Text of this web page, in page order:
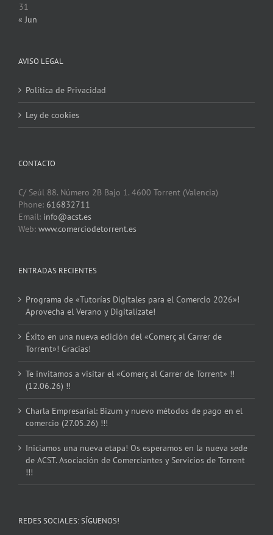
31
« Jun
AVISO LEGAL
Política de Privacidad
Ley de cookies
CONTACTO
C/ Seúl 88. Número 2B Bajo 1. 4600 Torrent (Valencia)
Phone: 616832711
Email: info@acst.es
Web: www.comerciodetorrent.es
ENTRADAS RECIENTES
Programa de «Tutorías Digitales para el Comercio 2026»!
Aprovecha el Verano y Digitalízate!
Éxito en una nueva edición del «Comerç al Carrer de
Torrent»! Gracias!
Te invitamos a visitar el «Comerç al Carrer de Torrent» !!
(12.06.26) !!
Charla Empresarial: Bizum y nuevo métodos de pago en el
comercio (27.05.26) !!!
Iniciamos una nueva etapa! Os esperamos en la nueva sede
de ACST. Asociación de Comerciantes y Servicios de Torrent
!!!
REDES SOCIALES: SÍGUENOS!